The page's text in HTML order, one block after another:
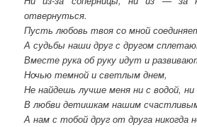
отвернуться.
Пусть любовь твоя со мной
А судьбы наши друг с другом
Вместе рука об руку идут и
Ночью темной и светлым днем,
Не найдешь лучше меня ни с водой, ни
В любви детишкам нашим
А нам с тобой друг от друга никогда